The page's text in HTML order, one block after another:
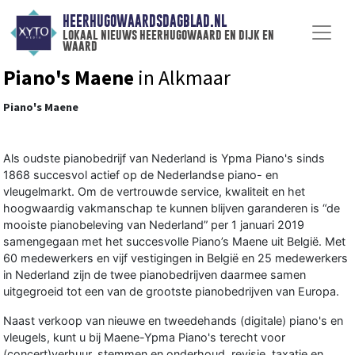
HEERHUGOWAARDSDAGBLAD.NL
lokaal nieuws heerhugowaard en dijk en
waard
Piano's Maene in Alkmaar
Piano's Maene
Als oudste pianobedrijf van Nederland is Ypma Piano's sinds
1868 succesvol actief op de Nederlandse piano- en
vleugelmarkt. Om de vertrouwde service, kwaliteit en het
hoogwaardig vakmanschap te kunnen blijven garanderen is “de
mooiste pianobeleving van Nederland” per 1 januari 2019
samengegaan met het succesvolle Piano’s Maene uit België. Met
60 medewerkers en vijf vestigingen in België en 25 medewerkers
in Nederland zijn de twee pianobedrijven daarmee samen
uitgegroeid tot een van de grootste pianobedrijven van Europa.
Naast verkoop van nieuwe en tweedehands (digitale) piano's en
vleugels, kunt u bij Maene-Ypma Piano's terecht voor